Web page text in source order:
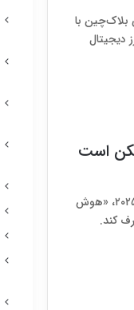
با
دیجیتال
است
دانشمندان پیش‌بینی می‌کنند که تا پایان سال ۲۰۲۵، «هوش
کند.